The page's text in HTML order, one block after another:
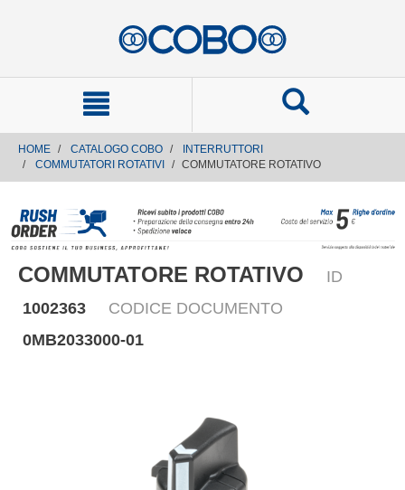
HOME CATALOGO COBO
INTERRUTTORI
COMMUTATORI ROTATIVI
COMMUTATORE ROTATIVO
COMMUTATORE ROTATIVO
ID
1002363
CODICE DOCUMENTO
0MB2033000-01